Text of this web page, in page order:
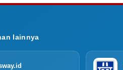
lainnya